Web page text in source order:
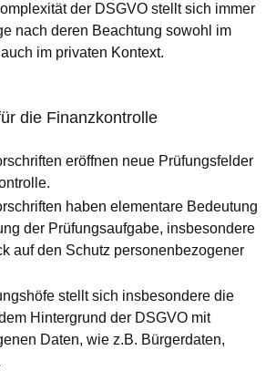
der DSGVO stellt sich immer
nach deren Beachtung sowohl im
im privaten Kontext.
die Finanzkontrolle
eröffnen neue Prüfungsfelder
haben elementare Bedeutung
der Prüfungsaufgabe, insbesondere
auf den Schutz personenbezogener
stellt sich insbesondere die
Hintergrund der DSGVO mit
Daten, wie z.B. Bürgerdaten,